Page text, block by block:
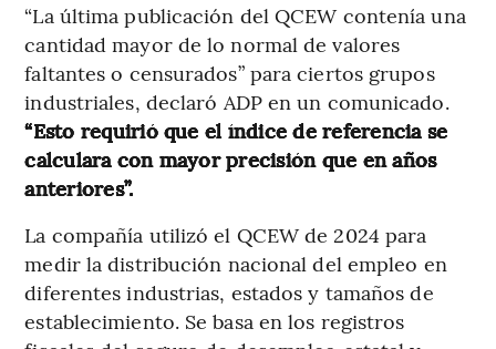
“La última publicación del QCEW contenía una
cantidad mayor de lo normal de valores
faltantes o censurados” para ciertos grupos
industriales, declaró ADP en un comunicado.
“Esto requirió que el índice de referencia se
calculara con mayor precisión que en años
anteriores”.
La compañía utilizó el QCEW de 2024 para
medir la distribución nacional del empleo en
diferentes industrias, estados y tamaños de
establecimiento. Se basa en los registros